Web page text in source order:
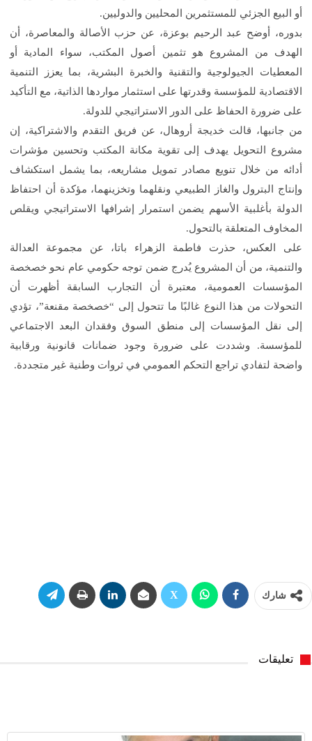
أو البيع الجزئي للمستثمرين المحليين والدوليين.
بدوره، أوضح عبد الرحيم بوعزة، عن حزب الأصالة والمعاصرة، أن
الهدف من المشروع هو تثمين أصول المكتب، سواء المادية أو
المعطيات الجيولوجية والتقنية والخبرة البشرية، بما يعزز التنمية
الاقتصادية للمؤسسة وقدرتها على استثمار مواردها الذاتية، مع التأكيد
على ضرورة الحفاظ على الدور الاستراتيجي للدولة.
من جانبها، قالت خديجة أروهال، عن فريق التقدم والاشتراكية، إن
مشروع التحويل يهدف إلى تقوية مكانة المكتب وتحسين مؤشرات
أدائه من خلال تنويع مصادر تمويل مشاريعه، بما يشمل استكشاف
وإنتاج البترول والغاز الطبيعي ونقلهما وتخزينهما، مؤكدة أن احتفاظ
الدولة بأغلبية الأسهم يضمن استمرار إشرافها الاستراتيجي ويقلص
المخاوف المتعلقة بالتحول.
على العكس، حذرت فاطمة الزهراء باتا، عن مجموعة العدالة
والتنمية، من أن المشروع يُدرج ضمن توجه حكومي عام نحو خصخصة
المؤسسات العمومية، معتبرة أن التجارب السابقة أظهرت أن
التحولات من هذا النوع غالبًا ما تتحول إلى “خصخصة مقنعة”، تؤدي
إلى نقل المؤسسات إلى منطق السوق وفقدان البعد الاجتماعي
للمؤسسة. وشددت على ضرورة وجود ضمانات قانونية ورقابية
واضحة لتفادي تراجع التحكم العمومي في ثروات وطنية غير متجددة.
شارك
تعليقات